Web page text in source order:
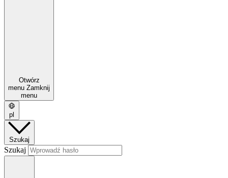
Otwórz
menu Zamknij
menu
pl
Szukaj
Szukaj